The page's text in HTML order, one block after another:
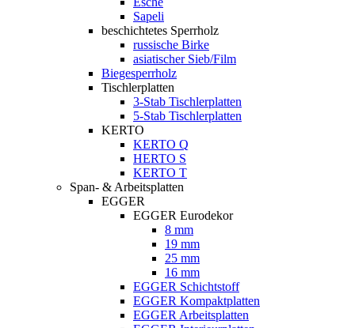
Sapeli
beschichtetes Sperrholz
russische Birke
asiatischer Sieb/Film
Biegesperrholz
Tischlerplatten
3-Stab Tischlerplatten
5-Stab Tischlerplatten
KERTO
KERTO Q
HERTO S
KERTO T
Span- & Arbeitsplatten
EGGER
EGGER Eurodekor
8 mm
19 mm
25 mm
16 mm
EGGER Schichtstoff
EGGER Kompaktplatten
EGGER Arbeitsplatten